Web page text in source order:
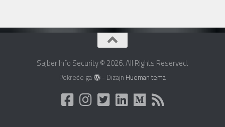
Sajber Info Security © 2026. All Rights Reserved.
Pokreće ga - Dizajn Hueman tema